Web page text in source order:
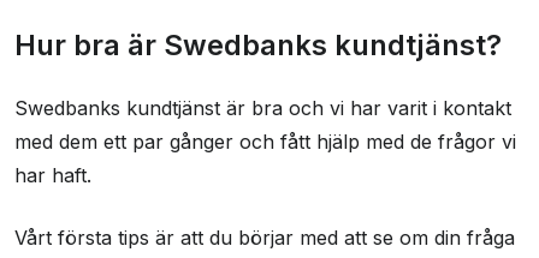
Hur bra är Swedbanks kundtjänst?
Swedbanks kundtjänst är bra och vi har varit i kontakt
med dem ett par gånger och fått hjälp med de frågor vi
har haft.
Vårt första tips är att du börjar med att se om din fråga